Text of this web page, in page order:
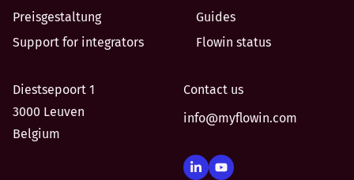
Preisgestaltung
Guides
Support for integrators
Flowin status
Diestsepoort 1
3000 Leuven
Belgium
Contact us
info@myflowin.com